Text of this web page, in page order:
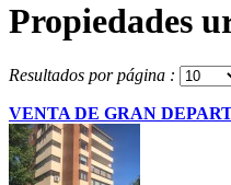
Propiedades
Resultados por página :
VENTA DE GRAN